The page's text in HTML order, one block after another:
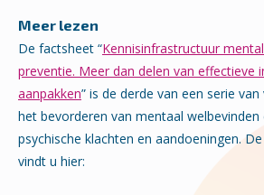
Meer lezen
De factsheet “Kennisinfrastructuur
preventie. Meer dan delen van effectieve
aanpakken” is de derde van een serie
het bevorderen van mentaal welbevinden
psychische klachten en aandoeningen.
vindt u hier: